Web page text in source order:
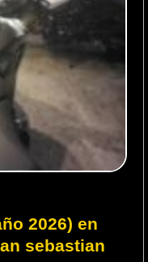
2026) en
sebastian